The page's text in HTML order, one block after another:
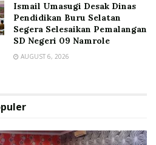
Ismail Umasugi Desak Dinas
Pendidikan Buru Selatan
Segera Selesaikan Pemalangan
SD Negeri 09 Namrole
AUGUST 6, 2026